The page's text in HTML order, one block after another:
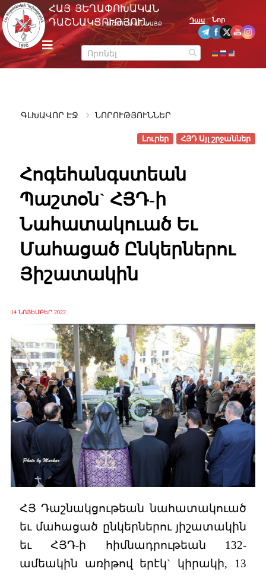
Skip
to
content
m
e
n
u
ՀԱՅ ՅԵՂԱՓՈԽԱԿԱՆ
ԴԱՇՆԱԿՑՈՒԹՅՈՒՆ
ՊԱՇՏՈՆԱԿԱՆ ԿԱՅՔ
Դաս Նոր
ԳԼԽԱՎՈՐ ԷՋ ՆՈՐՈՒԹՅՈՒՆՆԵՐ
ՀՅԴ Այլ շրջաններ
Լուրեր
Հոգեհանգստեան
Պաշտօն` ՀՅԴ-ի
Նահատակուած Եւ
Մահացած Ընկերներու
Յիշատակին
14 ՆՈՅԵՄԲԵՐ 2022
ՀՅ Դաշնակցութեան նահատակուած
եւ մահացած ընկերներու յիշատակին
եւ ՀՅԴ-ի հիմնադրութեան 132-
ամեակին առիթով երէկ` կիրակի, 13